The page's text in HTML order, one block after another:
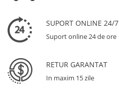
SUPORT ONLINE 24/7
Suport online 24 de ore
RETUR GARANTAT
In maxim 15 zile